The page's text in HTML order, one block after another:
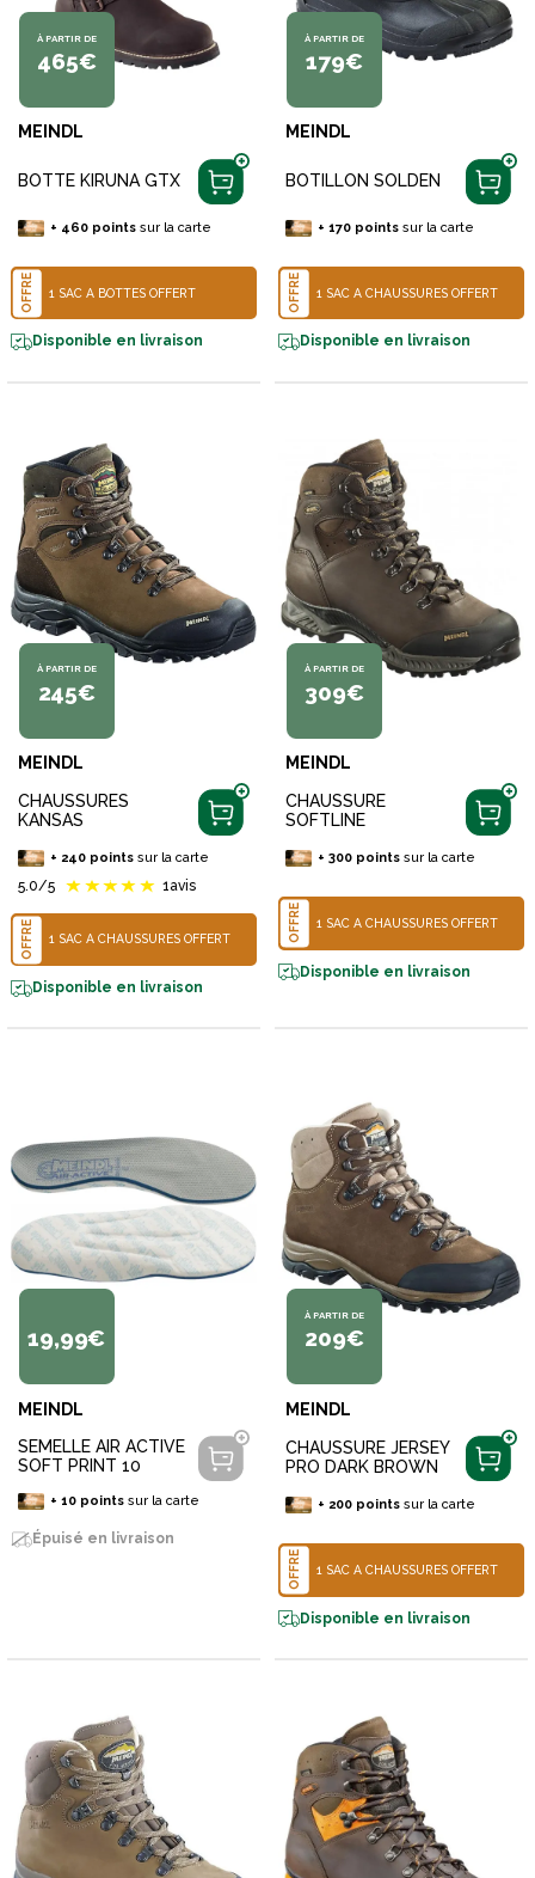
À PARTIR DE
465€
MEINDL
BOTTE KIRUNA GTX
+ 460pointssur la carte
OFFRE 1 SAC À BOTTES OFFERT
Disponible en livraison
À PARTIR DE
179€
MEINDL
BOTILLON SOLDEN
+ 170pointssur la carte
OFFRE 1 SAC À CHAUSSURES OFFERT
Disponible en livraison
À PARTIR DE
245€
MEINDL
CHAUSSURES
KANSAS
+ 240pointssur la carte
5.0/5 1avis
OFFRE 1 SAC À CHAUSSURES OFFERT
Disponible en livraison
À PARTIR DE
309€
MEINDL
CHAUSSURE
SOFTLINE
+ 300pointssur la carte
OFFRE 1 SAC À CHAUSSURES OFFERT
Disponible en livraison
19,99€
MEINDL
SEMELLE AIR ACTIVE
SOFT PRINT 10
+ 10pointssur la carte
Épuisé en livraison
À PARTIR DE
209€
MEINDL
CHAUSSURE JERSEY
PRO DARK BROWN
+ 200pointssur la carte
OFFRE 1 SAC À CHAUSSURES OFFERT
Disponible en livraison